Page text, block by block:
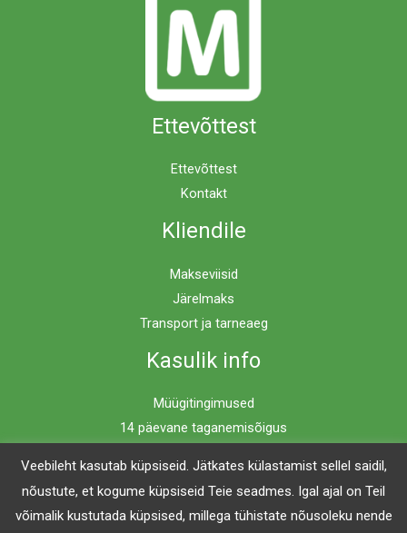
Ettevõttest
Ettevõttest
Kontakt
Kliendile
Makseviisid
Järelmaks
Transport ja tarneaeg
Kasulik info
Müügitingimused
14 päevane taganemisõigus
Copyright © 2026 Mööblimaailm | Powered by Mööblimaailm
Veebileht kasutab küpsiseid. Jätkates külastamist sellel saidil,
nõustute, et kogume küpsiseid Teie seadmes. Igal ajal on Teil
võimalik kustutada küpsised, millega tühistate nõusoleku nende